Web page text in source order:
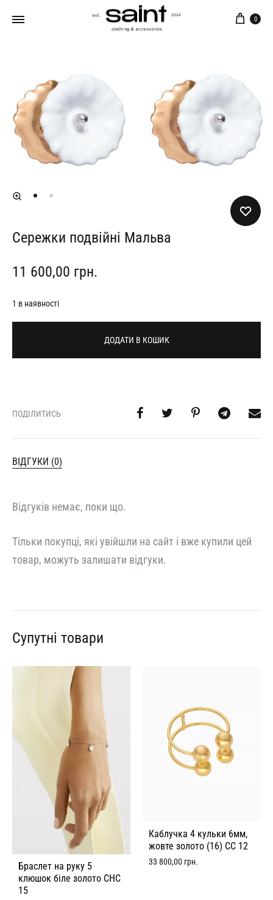
0
Сережки подвійні Мальва
11 600,00 грн.
1 в наявності
ДОДАТИ В КОШИК
ПОДІЛИТИСЬ
ВІДГУКИ (0)
Відгуків немає, поки що.
Тільки покупці, які увійшли на сайт і вже купили цей
товар, можуть залишати відгуки.
Супутні товари
Браслет на руку 5
клюшок біле золото CHC
15
Каблучка 4 кульки 6мм,
жовте золото (16) CC 12
33 800,00 грн.